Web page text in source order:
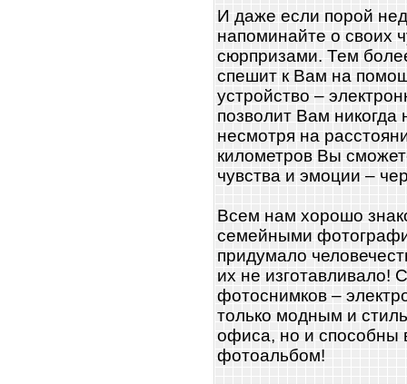
И даже если порой
напоминайте о своих
сюрпризами. Тем
спешит к Вам на
устройство –
позволит Вам никогда
несмотря на
километров Вы
чувства и эмоции –
Всем нам хорошо
семейными
придумало
их не изготавливало!
фотоснимков –
только модным и
офиса, но и способны
фотоальбом!